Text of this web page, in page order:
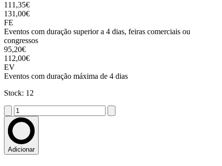
111,35€
131,00€
FE
Eventos com duração superior a 4 dias, feiras comerciais ou
congressos
95,20€
112,00€
EV
Eventos com duração máxima de 4 dias
Stock: 12
Adicionar